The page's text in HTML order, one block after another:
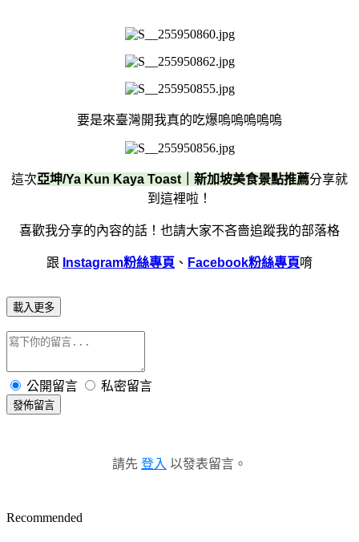
要是來臺灣開我真的吃爆嗚嗚嗚嗚嗚
這次亞坤/Ya Kun Kaya Toast｜新加坡美食景點推薦分享就
到這裡啦！
喜歡我分享的內容的話！ 也請大家不吝嗇追蹤我的部落格
跟 Instagram粉絲專頁 、 Facebook粉絲專頁唷
載入更多
公開留言 私密留言
發佈留言
請先 登入 以發表留言。
Recommended